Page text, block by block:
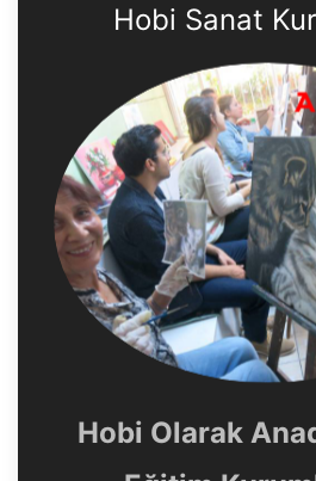
Hobi Sanat
Hobi Olarak